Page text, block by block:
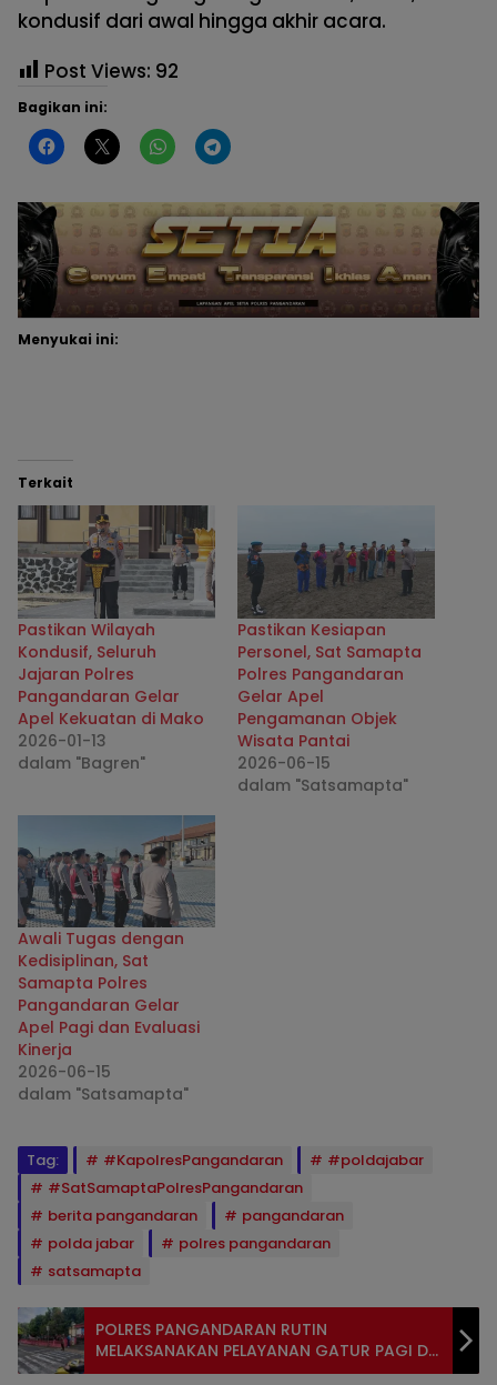
kondusif dari awal hingga akhir acara.
Post Views: 92
Bagikan ini:
Menyukai ini:
Terkait
Pastikan Wilayah
Kondusif, Seluruh
Jajaran Polres
Pangandaran Gelar
Apel Kekuatan di Mako
2026-01-13
dalam "Bagren"
Pastikan Kesiapan
Personel, Sat Samapta
Polres Pangandaran
Gelar Apel
Pengamanan Objek
Wisata Pantai
2026-06-15
dalam "Satsamapta"
Awali Tugas dengan
Kedisiplinan, Sat
Samapta Polres
Pangandaran Gelar
Apel Pagi dan Evaluasi
Kinerja
2026-06-15
dalam "Satsamapta"
Tag: #KapolresPangandaran
#poldajabar
#SatSamaptaPolresPangandaran
berita pangandaran
pangandaran
polda jabar
polres pangandaran
satsamapta
POLRES PANGANDARAN RUTIN
MELAKSANAKAN PELAYANAN GATUR PAGI DI
SDN 1 CILIANG